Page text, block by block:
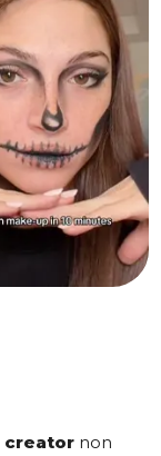
creator non